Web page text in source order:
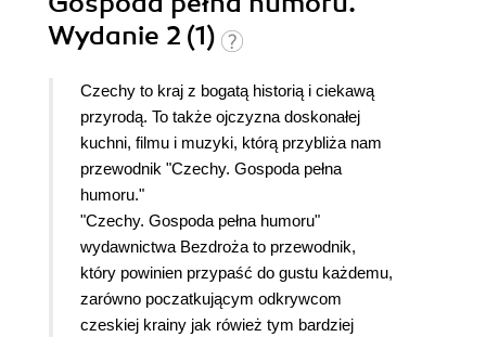
Wydanie 2 (1)
Czechy to kraj z bogatą historią i ciekawą
przyrodą. To także ojczyzna doskonałej
kuchni, filmu i muzyki, którą przybliża nam
przewodnik "Czechy. Gospoda pełna
humoru."
"Czechy. Gospoda pełna humoru"
wydawnictwa Bezdroża to przewodnik,
który powinien przypaść do gustu każdemu,
zarówno poczatkującym odkrywcom
czeskiej krainy jak rówież tym bardziej